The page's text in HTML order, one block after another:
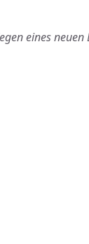
eines neuen